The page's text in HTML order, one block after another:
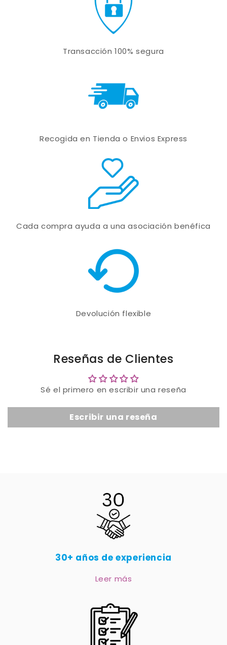
Transacción 100% segura
Recogida en Tienda o Envios Express
Cada compra ayuda a una asociación benéfica
Devolución flexible
Reseñas de Clientes
Sé el primero en escribir una reseña
Escribir una reseña
30+ años de experiencia
Leer más